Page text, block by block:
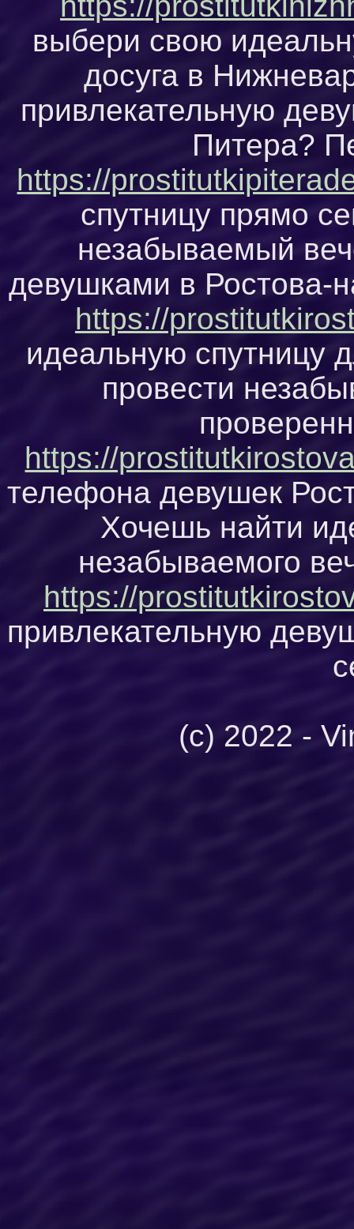
выбери свою
досуга в
привлекательную
Питера?
https://
спутницу прямо
незабываемый
девушками в Ростова-
https://
идеальную спутницу
провести
https://
телефона девушек
Хочешь найти
незабываемого
https://
привлекательную
(c) 2022 -